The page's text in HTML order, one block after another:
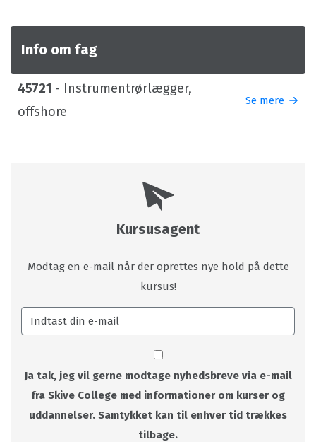
Info om fag
45721 - Instrumentrørlægger,
offshore
Se mere
Kursusagent
Modtag en e-mail når der oprettes nye hold på dette
kursus!
Ja tak, jeg vil gerne modtage nyhedsbreve via e-mail
fra Skive College med informationer om kurser og
uddannelser. Samtykket kan til enhver tid trækkes
tilbage.